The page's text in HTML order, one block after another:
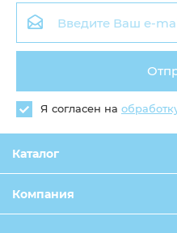
Я согласен на
Каталог
Компания